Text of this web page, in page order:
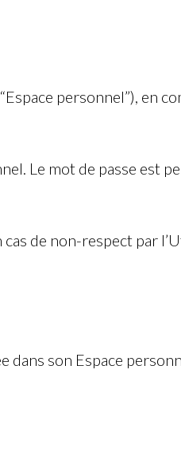
personnel”), en
Le mot de passe est
de non-respect par
son Espace